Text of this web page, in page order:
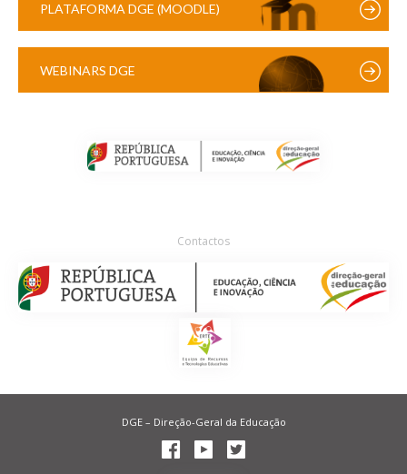
PLATAFORMA DGE (MOODLE)
WEBINARS DGE
Contactos
DGE – Direção-Geral da Educação